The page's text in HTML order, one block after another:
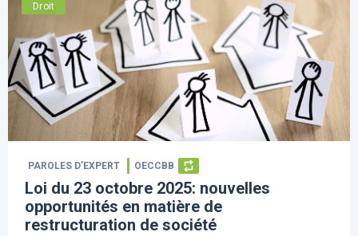
Droit
PAROLES D’EXPERT OECCBB
Loi du 23 octobre 2025: nouvelles
opportunités en matière de
restructuration de société